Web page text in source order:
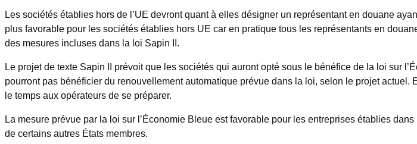
Les sociétés établies hors de l’UE devront quant à elles désigner un représentant en douane
plus favorable pour les sociétés établies hors UE car en pratique tous les représentants en
des mesures incluses dans la loi Sapin II.
Le projet de texte Sapin II prévoit que les sociétés qui auront opté sous le bénéfice de la loi sur
pourront pas bénéficier du renouvellement automatique prévue dans la loi, selon le projet
le temps aux opérateurs de se préparer.
La mesure prévue par la loi sur l’Économie Bleue est favorable pour les entreprises établies
de certains autres États membres.